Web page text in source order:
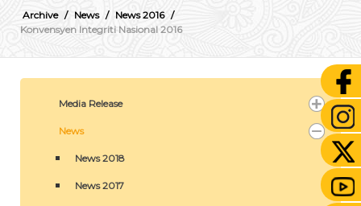
Archive News
News 2016
Konvensyen Integriti Nasional 2016
Media Release
News
News 2018
News 2017